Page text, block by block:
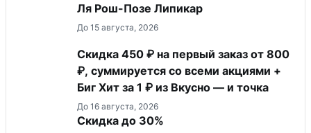
Ля Рош-Позе Липикар
До 15 августа, 2026
Скидка 450 ₽ на первый заказ от 800
₽, суммируется со всеми акциями +
Биг Хит за 1 ₽ из Вкусно — и точка
До 16 августа, 2026
Скидка до 30%